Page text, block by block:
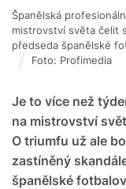
Je to více než
na mistrovství
O triumfu už ale
zastíněný
španělské
Španělská
mistrovství světa čelit
předseda španělské
Foto: Profimedia